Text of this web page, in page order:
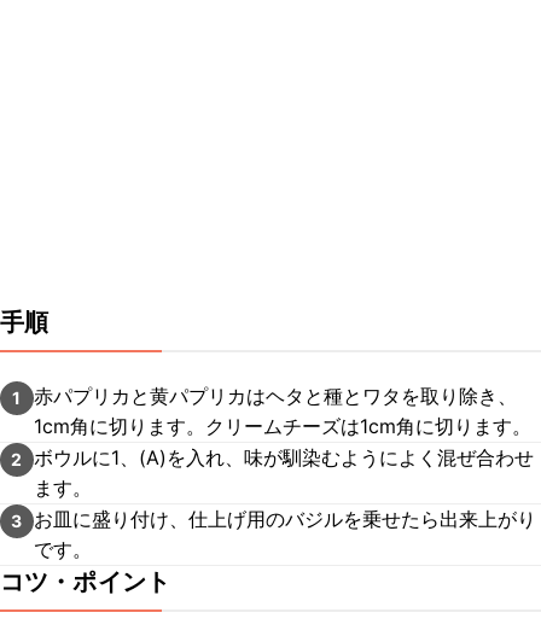
手順
1
赤パプリカと黄パプリカはヘタと種とワタを取り除き、
1cm角に切ります。クリームチーズは1cm角に切ります。
2
ボウルに1、(A)を入れ、味が馴染むようによく混ぜ合わせ
ます。
3
お皿に盛り付け、仕上げ用のバジルを乗せたら出来上がり
です。
コツ・ポイント